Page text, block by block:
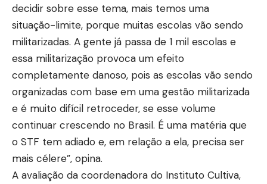
decidir sobre esse tema, mais temos uma
situação-limite, porque muitas escolas vão sendo
militarizadas. A gente já passa de 1 mil escolas e
essa militarização provoca um efeito
completamente danoso, pois as escolas vão sendo
organizadas com base em uma gestão militarizada
e é muito difícil retroceder, se esse volume
continuar crescendo no Brasil. É uma matéria que
o STF tem adiado e, em relação a ela, precisa ser
mais célere”, opina.
A avaliação da coordenadora do Instituto Cultiva,